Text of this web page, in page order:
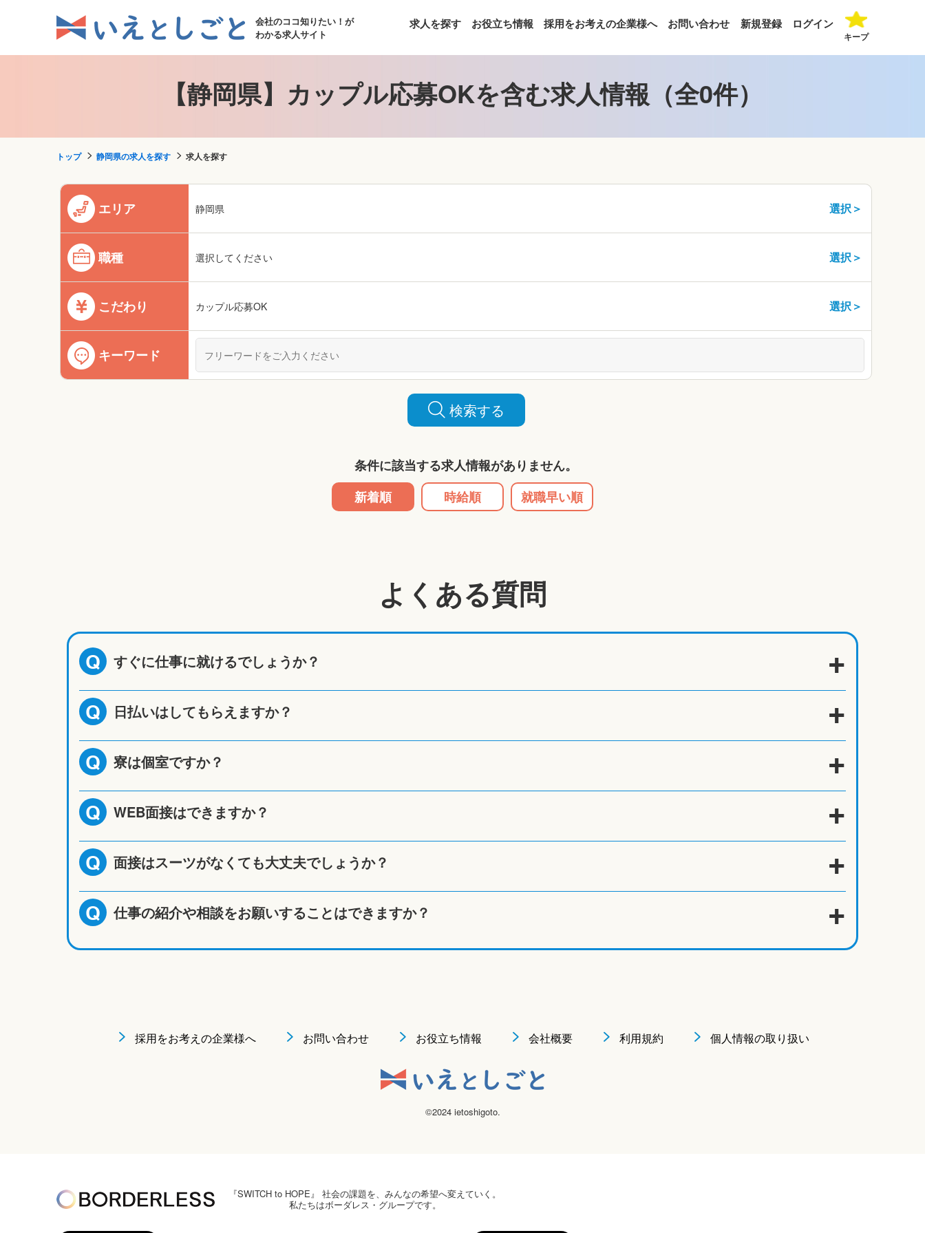
会社のココ知りたい！が
わかる求人サイト
求人を探す お役立ち情報 採用をお考えの企業様へ お問い合わせ 新規登録 ログイン
キープ
【静岡県】カップル応募OKを含む求人情報（全0件）
トップ 静岡県の求人を探す 求人を探す
エリア 静岡県 選択＞
職種 選択してください 選択＞
こだわり カップル応募OK 選択＞
キーワード
検索する
条件に該当する求人情報がありません。
新着順
時給順 就職早い順
よくある質問
Q すぐに仕事に就けるでしょうか？
Q 日払いはしてもらえますか？
Q 寮は個室ですか？
Q WEB面接はできますか？
Q 面接はスーツがなくても大丈夫でしょうか？
Q 仕事の紹介や相談をお願いすることはできますか？
採用をお考えの企業様へ お問い合わせ お役立ち情報 会社概要 利用規約 個人情報の取り扱い
©2024 ietoshigoto.
『SWITCH to HOPE』 社会の課題を、みんなの希望へ変えていく。
私たちはボーダレス・グループです。